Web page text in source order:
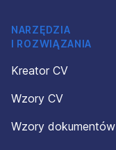
NARZĘDZIA
I ROZWIĄZANIA
Kreator CV
Wzory CV
Wzory dokumentów